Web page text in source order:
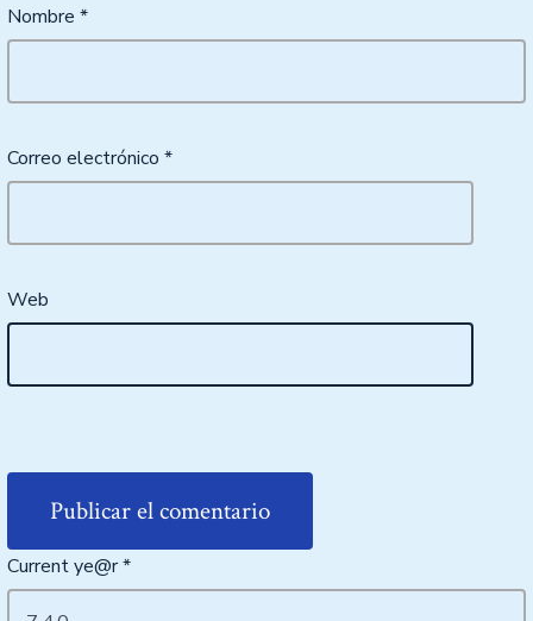
Nombre *
Correo electrónico *
Web
Current ye@r*